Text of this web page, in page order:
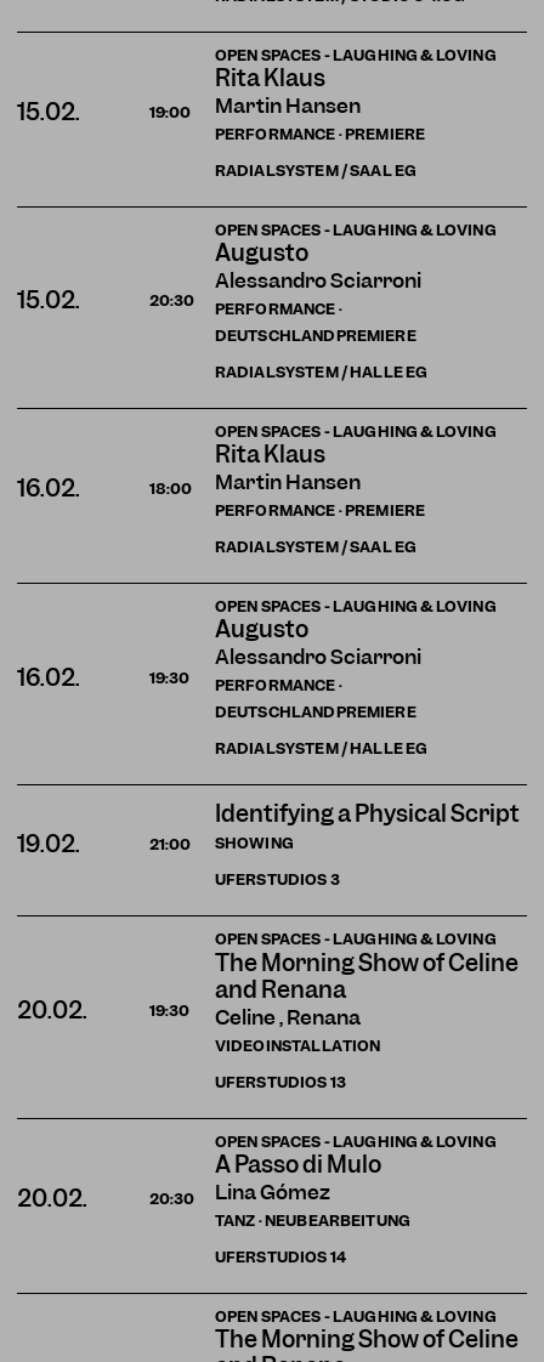
OPEN SPACES - LAUGHING & LOVING
Rita Klaus
Martin Hansen
PERFORMANCE · PREMIERE
15.02. 19:00
RADIALSYSTEM / SAAL EG
OPEN SPACES - LAUGHING & LOVING
Augusto
Alessandro Sciarroni
PERFORMANCE ·
DEUTSCHLANDPREMIERE
15.02. 20:30
RADIALSYSTEM / HALLE EG
OPEN SPACES - LAUGHING & LOVING
Rita Klaus
Martin Hansen
PERFORMANCE · PREMIERE
16.02. 18:00
RADIALSYSTEM / SAAL EG
OPEN SPACES - LAUGHING & LOVING
Augusto
Alessandro Sciarroni
PERFORMANCE ·
DEUTSCHLANDPREMIERE
16.02. 19:30
RADIALSYSTEM / HALLE EG
Identifying a Physical Script
SHOWING
19.02.
21:00
UFERSTUDIOS3
OPEN SPACES - LAUGHING & LOVING
The Morning Show of Celine
and Renana
Celine , Renana
VIDEOINSTALLATION
20.02. 19:30
UFERSTUDIOS13
OPEN SPACES - LAUGHING & LOVING
A Passo di Mulo
Lina Gómez
TANZ · NEUBEARBEITUNG
20.02. 20:30
UFERSTUDIOS14
OPEN SPACES - LAUGHING & LOVING
The Morning Show of Celine